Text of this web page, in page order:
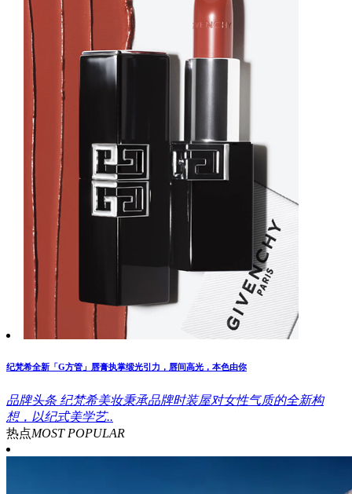
纪梵希全新「G方管」唇膏执掌缎光引力，唇间高光，本色由你
品牌头条 纪梵希美妆秉承品牌时装屋对女性气质的全新构
想，以纪式美学艺..
热点MOST POPULAR